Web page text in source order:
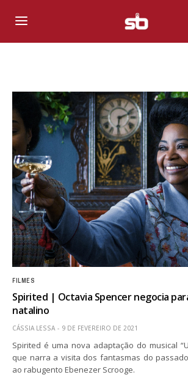
FILMES
Spirited | Octavia Spencer negocia
natalino
CÁSSIA LESSA 9 DE FEVEREIRO DE 2021
Spirited é uma nova adaptação do musical
que narra a visita dos fantasmas do
ao rabugento Ebenezer Scrooge.